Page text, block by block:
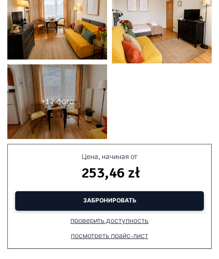
+12 фото
Цена, начиная от
253,46 zł
ЗАБРОНИРОВАТЬ
проверить доступность
посмотреть прайс-лист